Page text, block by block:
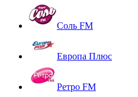
Соль FM
Европа Плюс
Ретро FM